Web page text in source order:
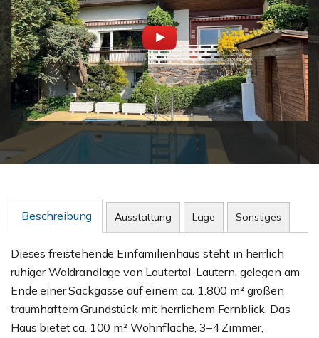
Beschreibung Ausstattung Lage Sonstiges
Dieses freistehende Einfamilienhaus steht in herrlich
ruhiger Waldrandlage von Lautertal-Lautern, gelegen am
Ende einer Sackgasse auf einem ca. 1.800 m² großen
traumhaftem Grundstück mit herrlichem Fernblick. Das
Haus bietet ca. 100 m² Wohnfläche, 3–4 Zimmer,